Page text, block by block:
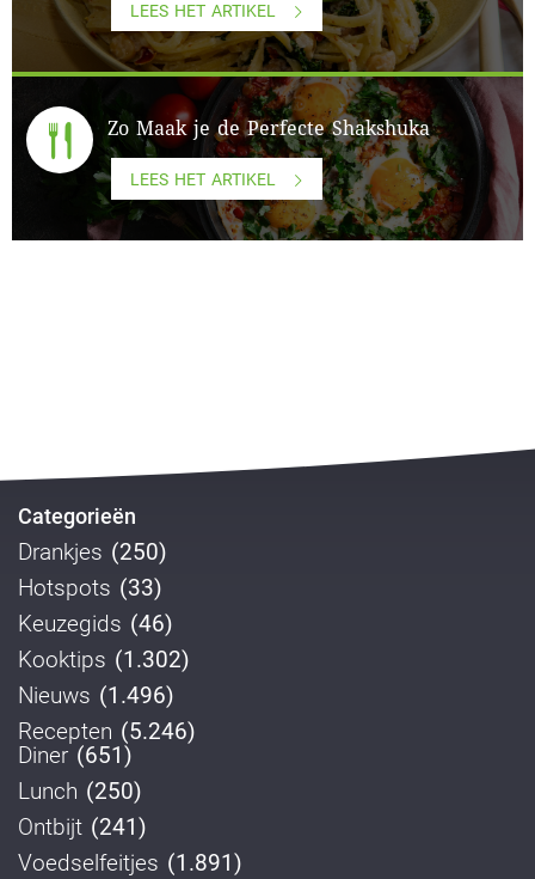
LEES HET ARTIKEL
Zo Maak je de Perfecte Shakshuka
LEES HET ARTIKEL
Categorieën
Drankjes (250)
Hotspots (33)
Keuzegids (46)
Kooktips (1.302)
Nieuws (1.496)
Recepten (5.246)
Diner (651)
Lunch (250)
Ontbijt (241)
Voedselfeitjes (1.891)